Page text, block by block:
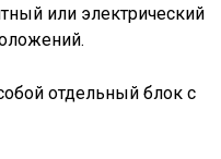
или электрический
отдельный блок с